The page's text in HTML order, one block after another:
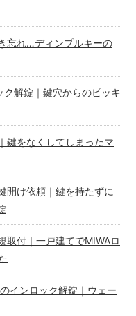
忘れ…ディンプルキーの
ク解錠｜鍵穴からのピッキ
鍵をなくしてしまったマ
開け依頼｜鍵を持たずに
取付｜一戸建てでMIWAロ
インロック解錠｜ウェー